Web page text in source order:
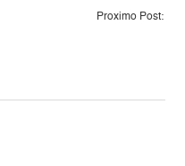
Proximo Post: